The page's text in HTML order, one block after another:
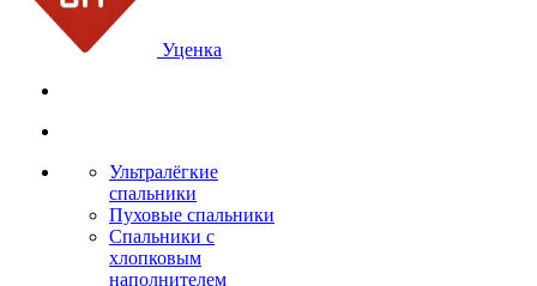
Уценка
Ультралёгкие
спальники
Пуховые спальники
Спальники с
хлопковым
наполнителем